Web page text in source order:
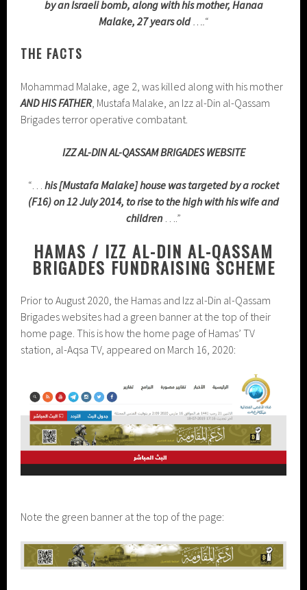
by an Israeli bomb, along with his mother, Hanaa
Malake, 27 years old….“
THE FACTS
Mohammad Malake, age 2, was killed along with his mother
AND HIS FATHER, Mustafa Malake, an Izz al-Din al-Qassam
Brigades terror operative combatant.
IZZ AL-DIN AL-QASSAM BRIGADES WEBSITE
“… his [Mustafa Malake]house was targeted by a rocket
(F16) on 12 July 2014, to rise to the high with his wife and
children….”
HAMAS / IZZ AL-DIN AL-QASSAM
BRIGADES FUNDRAISING SCHEME
Prior to August 2020, the Hamas and Izz al-Din al-Qassam
Brigades websites had a green banner at the top of their
home page. This is how the home page of Hamas’ TV
station, al-Aqsa TV, appeared on March 16, 2020:
Note the green banner at the top of the page: